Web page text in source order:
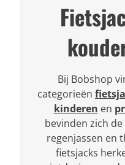
Bij Bobshop
categorieën
kinderen en
bevinden zich
regenjassen en
fietsjacks